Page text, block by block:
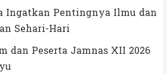
Ingatkan Pentingnya Ilmu dan
Sehari-Hari
dan Peserta Jamnas XII 2026